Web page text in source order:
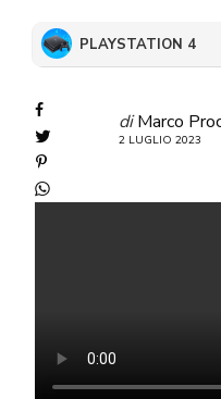
PLAYSTATION 4
di Marco
2 LUGLIO 2023